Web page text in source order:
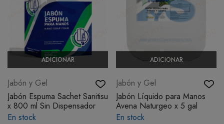
ADICIONAR
Jabón y Gel
Jabón Espuma Sachet Sanitisu
x 800 ml Sin Dispensador
En stock
ADICIONAR
Jabón y Gel
Jabón Líquido para Manos
Avena Naturgeo x 5 gal
En stock